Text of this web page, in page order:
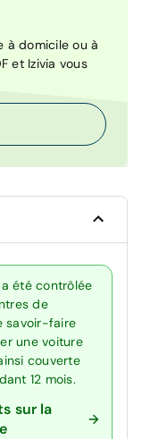
à domicile ou à
et Izivia vous
été contrôlée
de
savoir-faire
une voiture
couverte
12 mois.
sur la